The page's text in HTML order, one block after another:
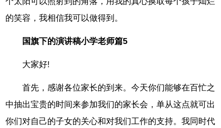
的笑容，我相信我可以做得到。
国旗下的演讲稿小学老师篇5
大家好!
首先，感谢各位家长的到来。今天你们能够在百忙之
中抽出宝贵的时间来参加我们的家长会，单从这点就可出
你们对自己的子女的关心和对我们工作的支持。我同时代